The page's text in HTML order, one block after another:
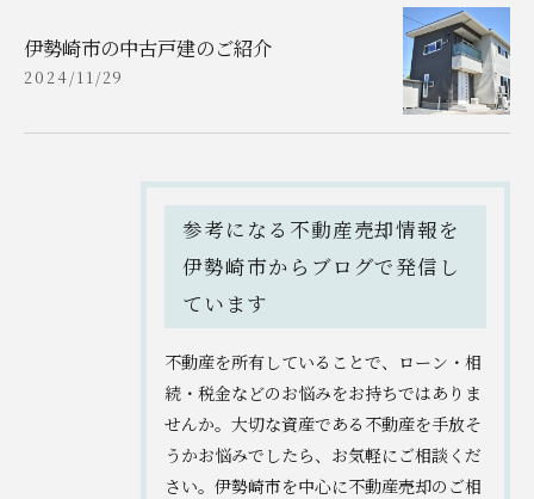
伊勢崎市の中古戸建のご紹介
2024/11/29
参考になる不動産売却情報を
伊勢崎市からブログで発信し
ています
不動産を所有していることで、ローン・相
続・税金などのお悩みをお持ちではありま
せんか。大切な資産である不動産を手放そ
うかお悩みでしたら、お気軽にご相談くだ
さい。伊勢崎市を中心に不動産売却のご相